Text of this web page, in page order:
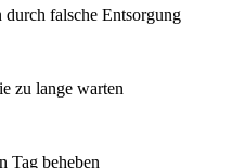
durch falsche Entsorgung
zu lange warten
Tag beheben